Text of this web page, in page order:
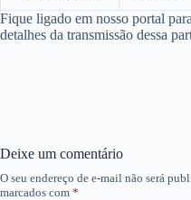
Fique ligado em nosso portal
detalhes da transmissão dessa
Deixe um comentário
O seu endereço de e-mail não será
marcados com *